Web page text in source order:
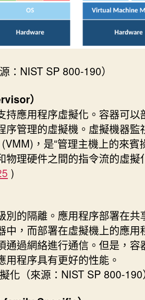
：NIST SP 800-190）
）
持應用程序虛擬化。容器可以
序管理的虛擬機。虛擬機器監
，是“管理主機上的來賓
物理硬件之間的指令流的虛擬
)
別的隔離。應用程序部署在共
中，而部署在虛擬機上的應用
通過網絡進行通信。但是，容
程序具有更好的性能。
化（來源：NIST SP 800-